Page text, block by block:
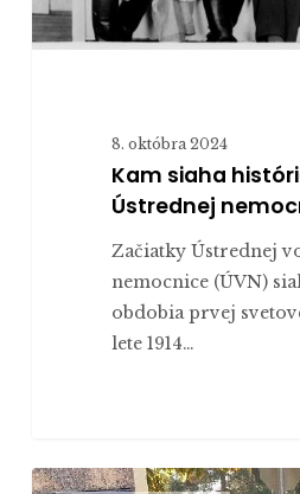
8. októbra 2024
Kam siaha
Ústrednej
Začiatky Ústrednej
nemocnice (ÚVN)
obdobia prvej
lete 1914…
Študenti